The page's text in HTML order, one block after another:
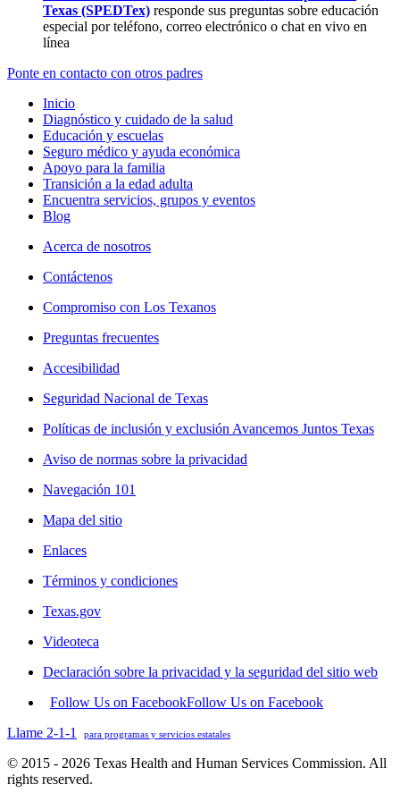
Texas (SPEDTex) responde sus preguntas sobre educación
especial por teléfono, correo electrónico o chat en vivo en
línea
Ponte en contacto con otros padres
Inicio
Diagnóstico y cuidado de la salud
Educación y escuelas
Seguro médico y ayuda económica
Apoyo para la familia
Transición a la edad adulta
Encuentra servicios, grupos y eventos
Blog
Acerca de nosotros
Contáctenos
Compromiso con Los Texanos
Preguntas frecuentes
Accesibilidad
Seguridad Nacional de Texas
Políticas de inclusión y exclusión Avancemos Juntos Texas
Aviso de normas sobre la privacidad
Navegación 101
Mapa del sitio
Enlaces
Términos y condiciones
Texas.gov
Videoteca
Declaración sobre la privacidad y la seguridad del sitio web
Follow Us on FacebookFollow Us on Facebook
Llame 2-1-1
para programas y servicios estatales
© 2015 - 2026 Texas Health and Human Services Commission. All
rights reserved.